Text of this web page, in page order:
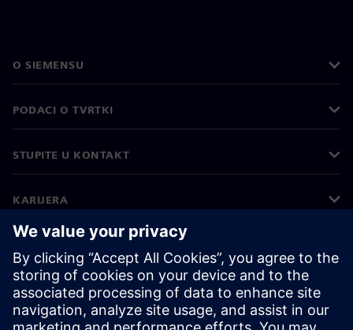
O SIEMENSU
PODACI O TVRTKI
STUPITE U KONTAKT
KARIJERA
©Siemens 2026
Korporativne informacije